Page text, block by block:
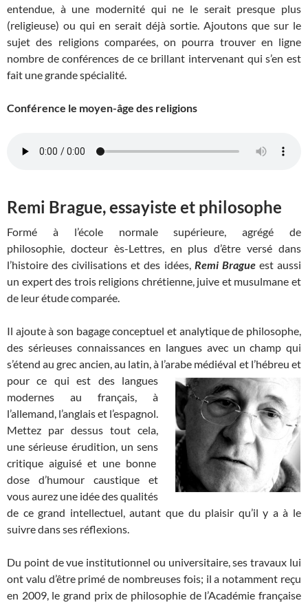
entendue, à une modernité qui ne le serait presque plus
(religieuse) ou qui en serait déjà sortie. Ajoutons que sur le
sujet des religions comparées, on pourra trouver en ligne
nombre de conférences de ce brillant intervenant qui s’en est
fait une grande spécialité.
Conférence le moyen-âge des religions
Remi Brague, essayiste et philosophe
Formé à l’école normale supérieure, agrégé de
philosophie, docteur ès-Lettres, en plus d’être versé dans
l’histoire des civilisations et des idées, Remi Bragueest aussi
un expert des trois religions chrétienne, juive et musulmane et
de leur étude comparée.
Il ajoute à son bagage conceptuel et analytique de philosophe,
des sérieuses connaissances en langues avec un champ qui
s’étend au grec ancien, au latin, à l’arabe médiéval et l’hébreu et
pour ce qui est des langues
modernes au français, à
l’allemand, l’anglais et l’espagnol.
Mettez par dessus tout cela,
une sérieuse érudition, un sens
critique aiguisé et une bonne
dose d’humour caustique et
vous aurez une idée des qualités
de ce grand intellectuel, autant que du plaisir qu’il y a à le
suivre dans ses réflexions.
Du point de vue institutionnel ou universitaire, ses travaux lui
ont valu d’être primé de nombreuses fois; il a notamment reçu
en 2009, le grand prix de philosophie de l’Académie française